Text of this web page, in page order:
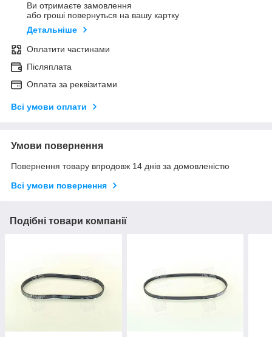
Ви отримаєте замовлення
або гроші повернуться на вашу картку
Детальніше
Оплатити частинами
Післяплата
Оплата за реквізитами
Всі умови оплати
Умови повернення
Повернення товару впродовж 14 днів за домовленістю
Всі умови повернення
Подібні товари компанії